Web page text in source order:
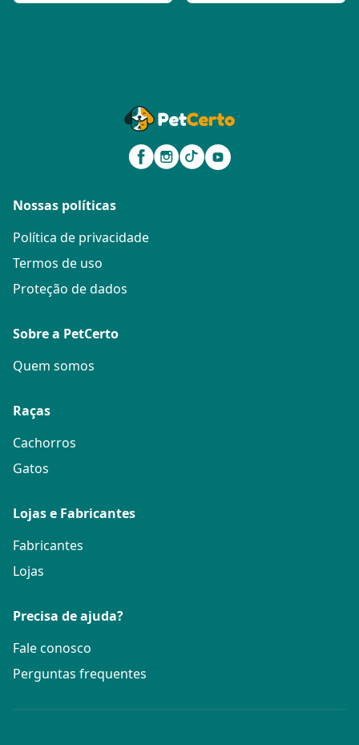
Nossas políticas
Política de privacidade
Termos de uso
Proteção de dados
Sobre a PetCerto
Quem somos
Raças
Cachorros
Gatos
Lojas e Fabricantes
Fabricantes
Lojas
Precisa de ajuda?
Fale conosco
Perguntas frequentes